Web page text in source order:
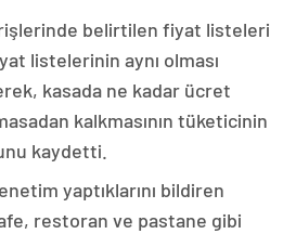
belirtilen fiyat listeleri
listelerinin aynı olması
kasada ne kadar ücret
kalkmasının tüketicinin
kaydetti.
yaptıklarını bildiren
restoran ve pastane gibi